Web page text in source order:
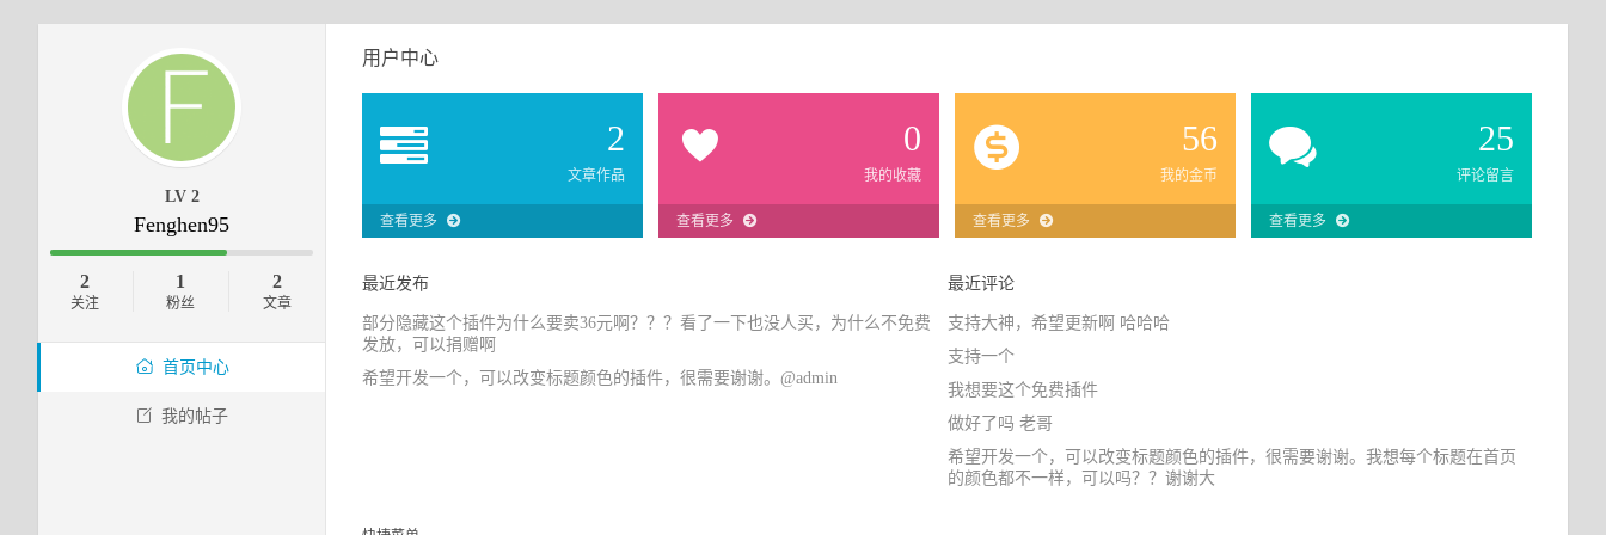
LV 2
Fenghen95
2
关注
1
粉丝
2
文章
首页中心
我的帖子
用户中心
2
文章作品
查看更多
0
我的收藏
查看更多
56
我的金币
查看更多
25
评论留言
查看更多
最近发布
部分隐藏这个插件为什么要卖36元啊？？？看了一下也没人买，为什么不免费
发放，可以捐赠啊
希望开发一个，可以改变标题颜色的插件，很需要谢谢。@admin
最近评论
支持大神，希望更新啊 哈哈哈
支持一个
我想要这个免费插件
做好了吗 老哥
希望开发一个，可以改变标题颜色的插件，很需要谢谢。我想每个标题在首页
的颜色都不一样，可以吗？？谢谢大